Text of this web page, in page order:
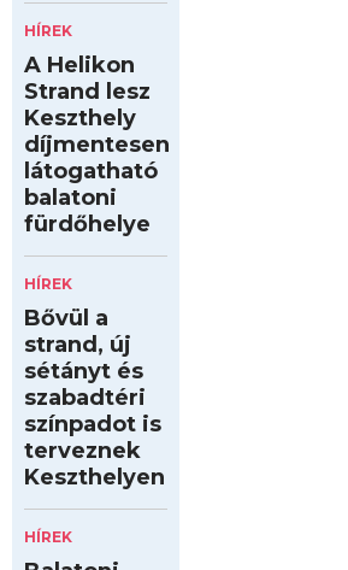
HÍREK
A Helikon
Strand lesz
Keszthely
díjmentesen
látogatható
balatoni
fürdőhelye
HÍREK
Bővül a
strand, új
sétányt és
szabadtéri
színpadot is
terveznek
Keszthelyen
HÍREK